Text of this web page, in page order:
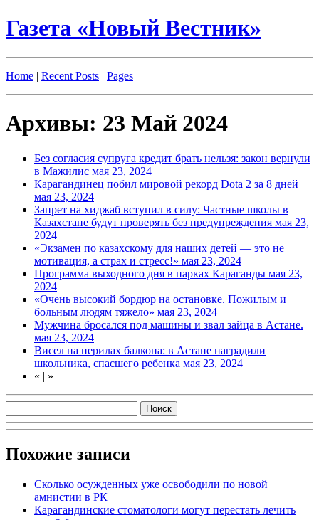
Газета «Новый Вестник»
Home | Recent Posts | Pages
Архивы: 23 Май 2024
Без согласия супруга кредит брать нельзя: закон вернули
в Мажилис мая 23, 2024
Карагандинец побил мировой рекорд Dota 2 за 8 дней
мая 23, 2024
Запрет на хиджаб вступил в силу: Частные школы в
Казахстане будут проверять без предупреждения мая 23,
2024
«Экзамен по казахскому для наших детей — это не
мотивация, а страх и стресс!» мая 23, 2024
Программа выходного дня в парках Караганды мая 23,
2024
«Очень высокий бордюр на остановке. Пожилым и
больным людям тяжело» мая 23, 2024
Мужчина бросался под машины и звал зайца в Астане.
мая 23, 2024
Висел на перилах балкона: в Астане наградили
школьника, спасшего ребенка мая 23, 2024
« | »
Похожие записи
Сколько осужденных уже освободили по новой
амнистии в РК
Карагандинские стоматологи могут перестать лечить